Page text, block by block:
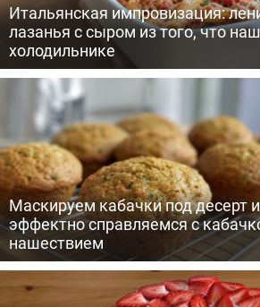
Итальянская импровизация:
лазанья с сыром из того, что
холодильнике
Маскируем кабачки под десерт
эффектно справляемся с
нашествием